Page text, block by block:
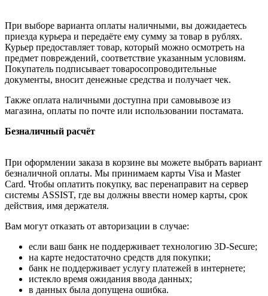
При выборе варианта оплаты наличными, вы дожидаетесь
приезда курьера и передаёте ему сумму за товар в рублях.
Курьер предоставляет товар, который можно осмотреть на
предмет повреждений, соответствие указанным условиям.
Покупатель подписывает товаросопроводительные
документы, вносит денежные средства и получает чек.
Также оплата наличными доступна при самовывозе из
магазина, оплаты по почте или использовании постамата.
Безналичный расчёт
При оформлении заказа в корзине вы можете выбрать вариант
безналичной оплаты. Мы принимаем карты Visa и Master
Card. Чтобы оплатить покупку, вас перенаправит на сервер
системы ASSIST, где вы должны ввести номер карты, срок
действия, имя держателя.
Вам могут отказать от авторизации в случае:
если ваш банк не поддерживает технологию 3D-Secure;
на карте недостаточно средств для покупки;
банк не поддерживает услугу платежей в интернете;
истекло время ожидания ввода данных;
в данных была допущена ошибка.